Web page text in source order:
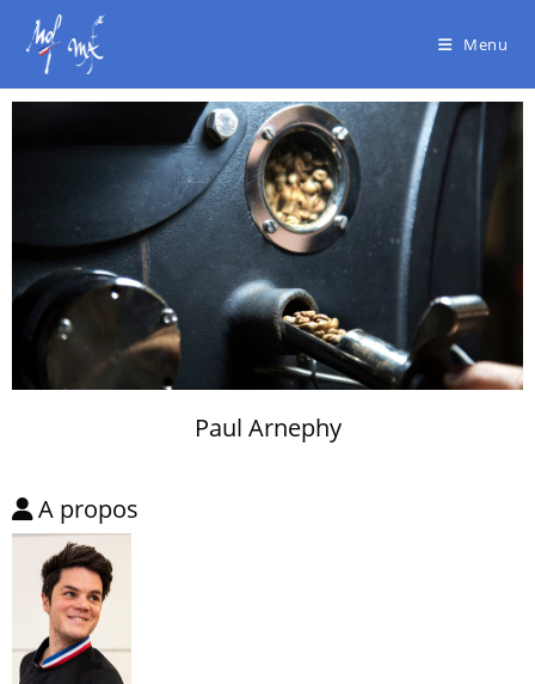
Menu
Paul Arnephy
A propos